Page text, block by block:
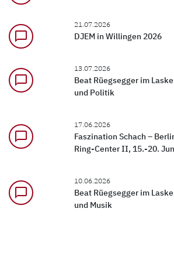
chat_bubble_outline
21.07.2026
DJEM in Willingen 2026
chat_bubble_outline
13.07.2026
Beat Rüegsegger im
und Politik
chat_bubble_outline
17.06.2026
Faszination Schach –
Ring-Center II, 15.-20.
chat_bubble_outline
10.06.2026
Beat Rüegsegger im
und Musik